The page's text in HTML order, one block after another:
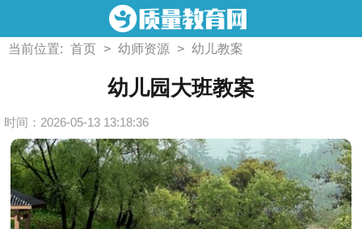
当前位置: 首页 > 幼师资源 > 幼儿教案
幼儿园大班教案
时间：2026-05-13 13:18:36